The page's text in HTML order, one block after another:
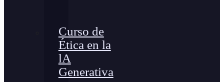
Curso de
Ética en la
lA
Generativa